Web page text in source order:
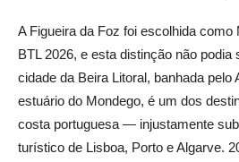
A Figueira da Foz foi escolhida
BTL 2026, e esta distinção não
cidade da Beira Litoral, banhada pelo
estuário do Mondego, é um dos
costa portuguesa — injustamente
turístico de Lisboa, Porto e Algarve.